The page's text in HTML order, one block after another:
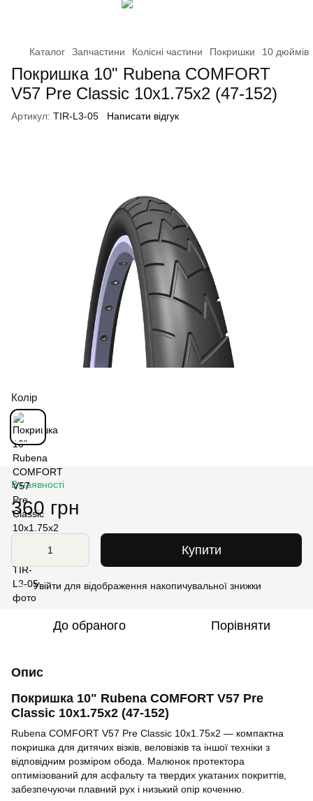
Каталог Запчастини Колісні частини Покришки 10 дюймів
Покришка 10" Rubena COMFORT
V57 Pre Classic 10x1.75x2 (47-152)
Артикул: TIR-L3-05 Написати відгук
Колір
В наявності
360 грн
Купити
% Увійти для відображення накопичувальної знижки
До обраного Порівняти
Опис
Покришка 10" Rubena COMFORT V57 Pre
Classic 10x1.75x2 (47-152)
Rubena COMFORT V57 Pre Classic 10x1.75x2 — компактна
покришка для дитячих візків, веловізків та іншої техніки з
відповідним розміром обода. Малюнок протектора
оптимізований для асфальту та твердих укатаних покриттів,
забезпечуючи плавний рух і низький опір коченню.